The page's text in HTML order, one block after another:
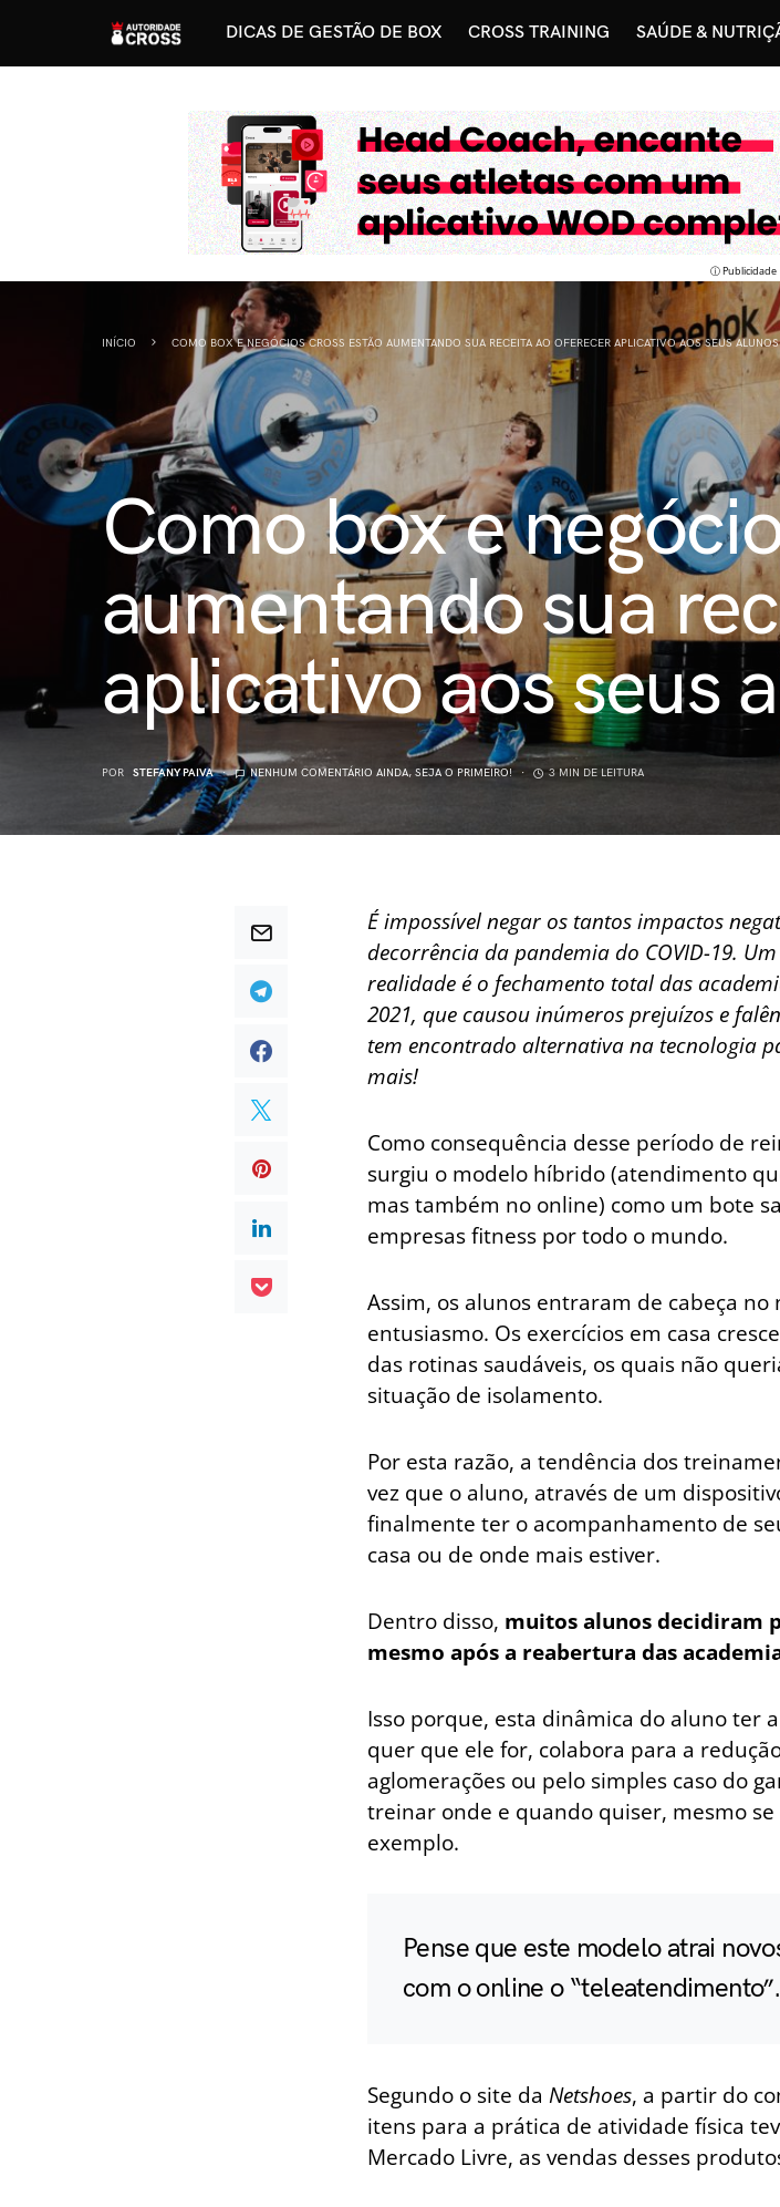
DICAS DE GESTÃO DE BOX CROSS TRAINING SAÚDE &
ⓘ Publicidade
INÍCIO COMO BOX E NEGÓCIOS CROSS ESTÃO AUMENTANDO SUA RECEITA AO OFERECER APLICATIVO AOS SEUS ALUNOS
Como box e
aumentando sua
aplicativo aos seus
POR STEFANY PAIVA NENHUM COMENTÁRIO AINDA, SEJA O PRIMEIRO! 3 MIN DE LEITURA
É impossível negar os tantos impactos
decorrência da pandemia do COVID-19.
realidade é o fechamento total das
2021, que causou inúmeros prejuízos e
tem encontrado alternativa na tecnologia
mais!
Como consequência desse período de
surgiu o modelo híbrido (atendimento
mas também no online) como um bote
empresas fitness por todo o mundo.
Assim, os alunos entraram de cabeça
entusiasmo. Os exercícios em casa
das rotinas saudáveis, os quais não
situação de isolamento.
Por esta razão, a tendência dos
vez que o aluno, através de um
finalmente ter o acompanhamento de
casa ou de onde mais estiver.
Dentro disso, muitos alunos decidiram
mesmo após a reabertura das
Isso porque, esta dinâmica do aluno ter
quer que ele for, colabora para a
aglomerações ou pelo simples caso do
treinar onde e quando quiser, mesmo
exemplo.
Pense que este modelo atrai
com o online o “teleatendimento”.
Segundo o site da Netshoes, a partir do
itens para a prática de atividade física
Mercado Livre, as vendas desses